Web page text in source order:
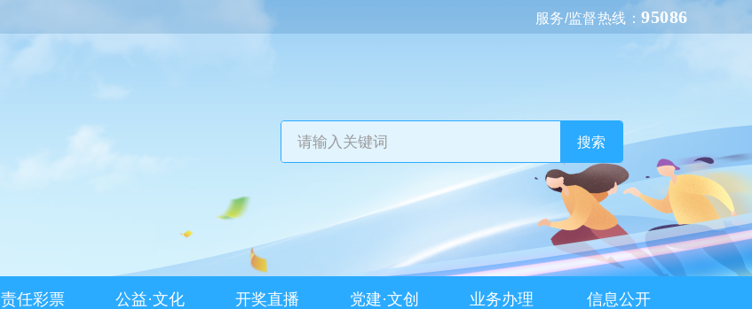
服务/监督热线：95086
搜索
责任彩票 公益·文化 开奖直播 党建·文创 业务办理 信息公开